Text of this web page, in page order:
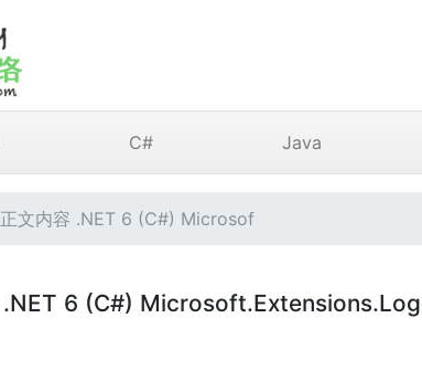
C# Java
正文内容 .NET 6 (C#) Microsof
.NET 6 (C#)